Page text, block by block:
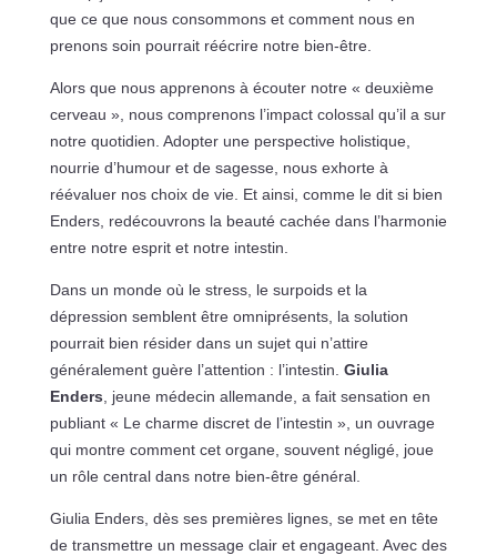
que ce que nous consommons et comment nous en
prenons soin pourrait réécrire notre bien-être.
Alors que nous apprenons à écouter notre « deuxième
cerveau », nous comprenons l’impact colossal qu’il a sur
notre quotidien. Adopter une perspective holistique,
nourrie d’humour et de sagesse, nous exhorte à
réévaluer nos choix de vie. Et ainsi, comme le dit si bien
Enders, redécouvrons la beauté cachée dans l’harmonie
entre notre esprit et notre intestin.
Dans un monde où le stress, le surpoids et la
dépression semblent être omniprésents, la solution
pourrait bien résider dans un sujet qui n’attire
généralement guère l’attention : l’intestin. Giulia
Enders , jeune médecin allemande, a fait sensation en
publiant « Le charme discret de l’intestin », un ouvrage
qui montre comment cet organe, souvent négligé, joue
un rôle central dans notre bien-être général.
Giulia Enders, dès ses premières lignes, se met en tête
de transmettre un message clair et engageant. Avec des